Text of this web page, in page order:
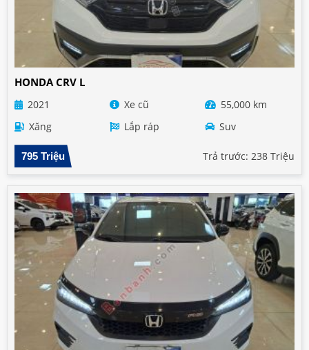
HONDA CRV L
2021 Xe cũ
55,000 km
Xăng
Lắp ráp Suv
795 Triệu Trả trước: 238 Triệu